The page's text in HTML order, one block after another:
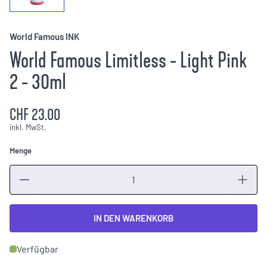
World Famous INK
World Famous Limitless - Light Pink
2 - 30ml
CHF 23.00
inkl. MwSt.
Menge
IN DEN WARENKORB
Verfügbar